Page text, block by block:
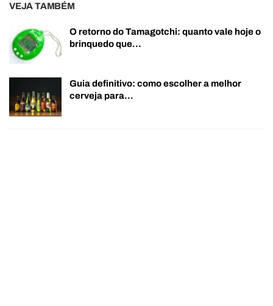
VEJA TAMBÉM
O retorno do Tamagotchi: quanto vale hoje o
brinquedo que…
Guia definitivo: como escolher a melhor
cerveja para…